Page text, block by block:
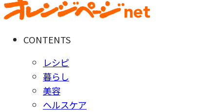
CONTENTS
レシピ
暮らし
美容
ヘルスケア